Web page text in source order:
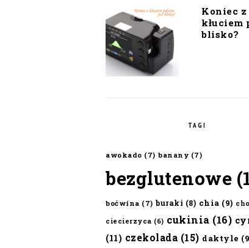
Koniec z
kłuciem
blisko?
TAGI
awokado (7) banany (7)
bezglutenowe
boćwina (7) buraki (8) chia (9)
ciecierzyca (6) cukinia (16)
(11) czekolada (15) daktyle